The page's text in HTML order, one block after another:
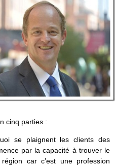
cinq parties :
se plaignent les clients des
par la capacité à trouver le
car c’est une profession